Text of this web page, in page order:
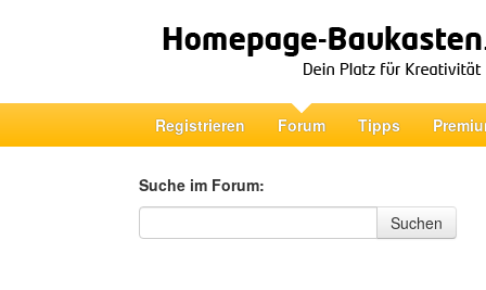
Registrieren Forum Tipps
Suche im Forum:
Suche im Forum
Suchen